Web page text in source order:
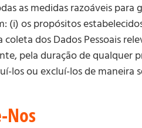
as medidas razoáveis para
(i) os propósitos
dos Dados Pessoais
pela duração de qualquer
los ou excluí-los de maneira
Nos